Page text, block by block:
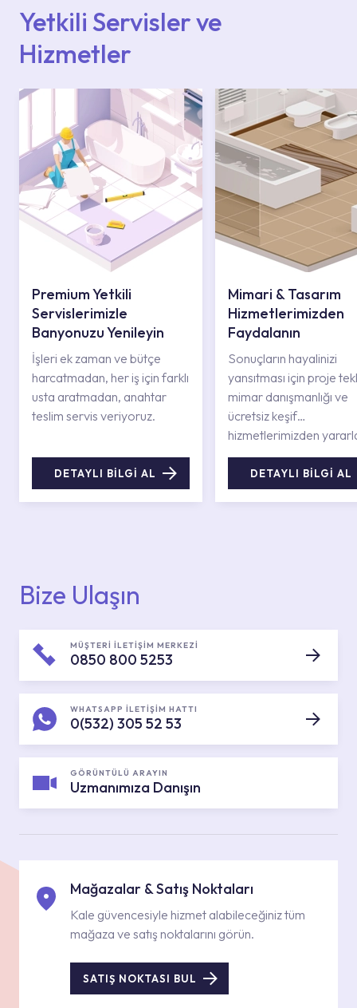
Yetkili Servisler ve
Hizmetler
Premium Yetkili
Servislerimizle
Banyonuzu Yenileyin
İşleri ek zaman ve bütçe
harcatmadan, her iş için farklı
usta aratmadan, anahtar
teslim servis veriyoruz.
DETAYLI BİLGİ AL
Mimari & Tasarım
Hizmetlerimizden
Faydalanın
Sonuçların hayalinizi
yansıtması için proje
mimar danışmanlığı ve
ücretsiz keşif
hizmetlerimizden
DETAYLI BİLGİ AL
Bize Ulaşın
MÜŞTERİ İLETİŞİM MERKEZİ
0850 800 5253
WHATSAPP İLETİŞİM HATTI
0(532) 305 52 53
GÖRÜNTÜLÜ ARAYIN
Uzmanımıza Danışın
Mağazalar & Satış Noktaları
Kale güvencesiyle hizmet alabileceğiniz tüm
mağaza ve satış noktalarını görün.
SATIŞ NOKTASI BUL